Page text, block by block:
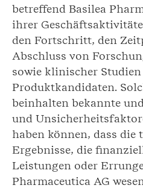
betreffend Basilea
ihrer
den Fortschritt, den
Abschluss von
sowie klinischer
Produktkandidaten.
beinhalten bekannte
und
haben können, dass die
Ergebnisse, die
Leistungen oder
Pharmaceutica AG